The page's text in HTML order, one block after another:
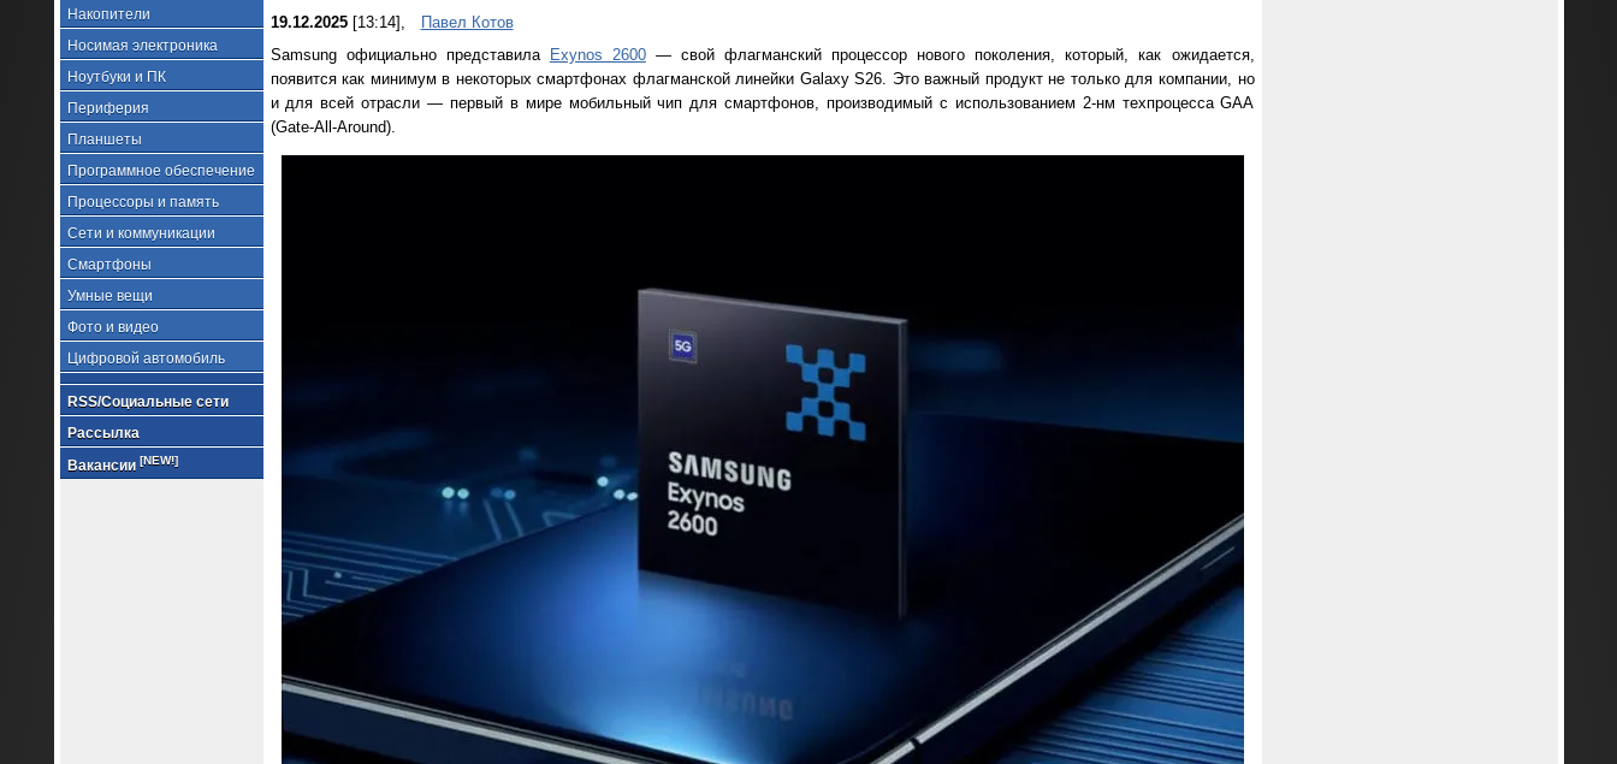
Накопители
Носимая электроника
Ноутбуки и ПК
Периферия
Планшеты
Программное обеспечение
Процессоры и память
Сети и коммуникации
Смартфоны
Умные вещи
Фото и видео
Цифровой автомобиль
RSS/Социальные сети
Рассылка
Вакансии [NEW!]
19.12.2025[13:14],
Павел Котов
Samsung официально представила Exynos 2600— свой флагманский процессор нового поколения, который, как ожидается,
появится как минимум в некоторых смартфонах флагманской линейки Galaxy S26. Это важный продукт не только для компании, но
и для всей отрасли — первый в мире мобильный чип для смартфонов, производимый с использованием 2-нм техпроцесса GAA
(Gate-All-Around).